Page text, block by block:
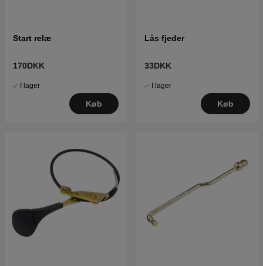
Start relæ
170DKK
I lager
Køb
Lås fjeder
33DKK
I lager
Køb